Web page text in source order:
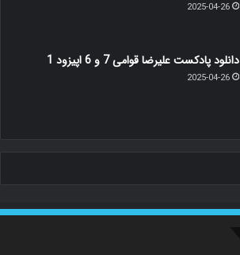
2025-04-26
دانلود پادکست علیرضا قوامی 7 و 6 اپیزود 1
2025-04-26